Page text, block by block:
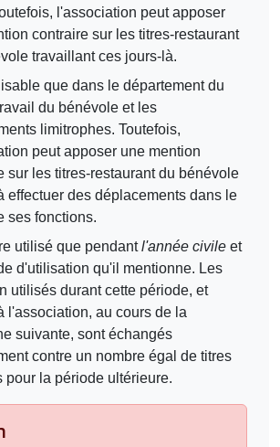
l'association peut apposer
contraire sur les titres-restaurant
travaillant ces jours-là.
que dans le département du
du bénévole et les
limitrophes. Toutefois,
peut apposer une mention
sur les titres-restaurant du bénévole
effectuer des déplacements dans le
ses fonctions.
utilisé que pendant l'année civile et
d'utilisation qu'il mentionne. Les
utilisés durant cette période, et
l'association, au cours de la
suivante, sont échangés
contre un nombre égal de titres
pour la période ultérieure.